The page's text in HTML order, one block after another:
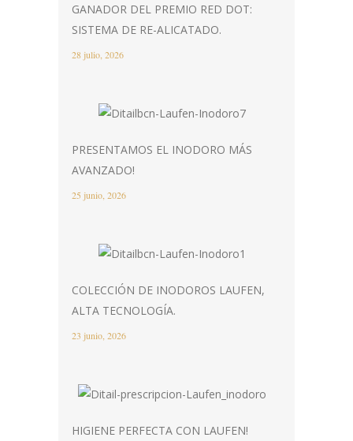
GANADOR DEL PREMIO RED DOT:
SISTEMA DE RE-ALICATADO.
28 julio, 2026
PRESENTAMOS EL INODORO MÁS
AVANZADO!
25 junio, 2026
COLECCIÓN DE INODOROS LAUFEN,
ALTA TECNOLOGÍA.
23 junio, 2026
HIGIENE PERFECTA CON LAUFEN!